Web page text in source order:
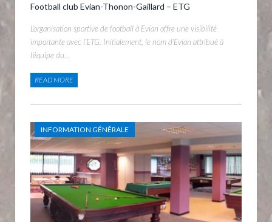
Football club Evian-Thonon-Gaillard – ETG
L’organisation sportive de football à Evian offre une visibilité
importante avec l’ETG. Initialement, le nom d’Evian attribué à
l’équipe du…
READ MORE
INFORMATION GÉNÉRALE